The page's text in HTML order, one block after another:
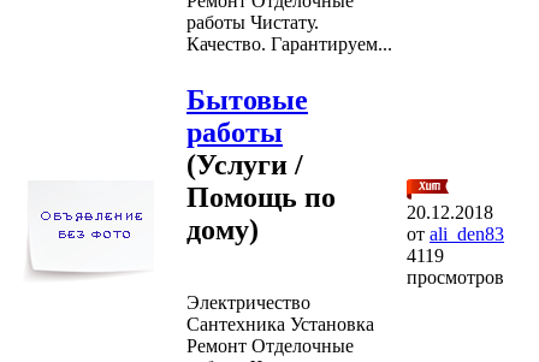
работы Чистату.
Качество. Гарантируем...
Бытовые
работы
(Услуги /
Помощь по
дому)
Электричество
Сантехника Установка
Ремонт Отделочные
20.12.2018
от ali_den83
4119
просмотров